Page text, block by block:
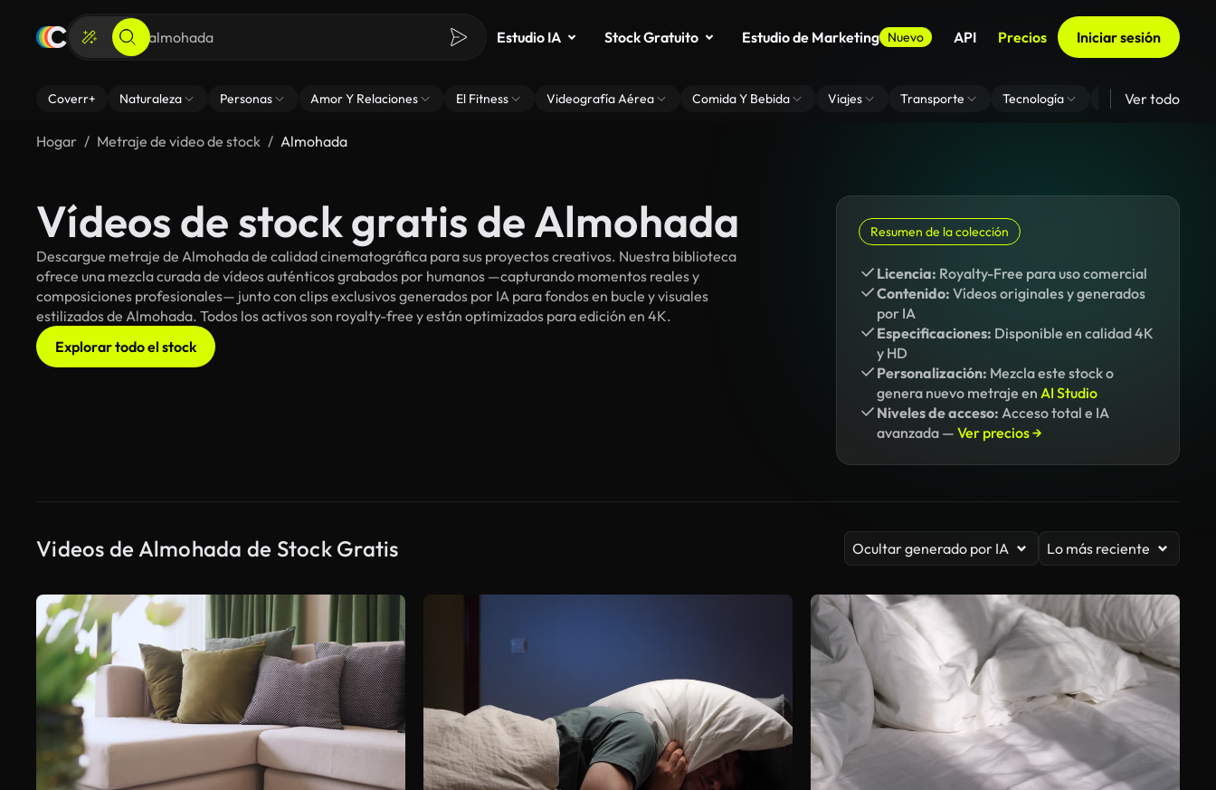
Estudio IA Stock Gratuito Estudio de Marketing Nuevo API Precios Iniciar sesión
Coverr+ Naturaleza Personas Amor Y Relaciones El Fitness Videografía Aérea Comida Y Bebida Viajes Transporte Tecnología Zoom De Fondo
Ver todo
Hogar Metraje de video de stock Almohada
Vídeos de stock gratis de Almohada
Descargue metraje de Almohada de calidad cinematográfica para sus proyectos creativos. Nuestra biblioteca
ofrece una mezcla curada de vídeos auténticos grabados por humanos —capturando momentos reales y
composiciones profesionales— junto con clips exclusivos generados por IA para fondos en bucle y visuales
estilizados de Almohada. Todos los activos son royalty-free y están optimizados para edición en 4K.
Explorar todo el stock
Resumen de la colección
Licencia: Royalty-Free para uso comercial
Contenido: Vídeos originales y generados
por IA
Especificaciones: Disponible en calidad 4K
y HD
Personalización: Mezcla este stock o
genera nuevo metraje en AI Studio
Niveles de acceso: Acceso total e IA
avanzada — Ver precios →
Videos de Almohada de Stock Gratis Ocultar generado por IA Lo más reciente